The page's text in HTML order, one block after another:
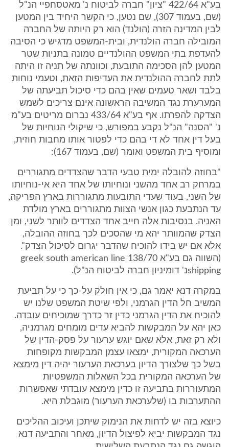
בע"א 422/64 "ציון" חברה לביטוח נ' מאטסחפיי הנ"ל
(שם, בעמוד 307), שם נטען, כי הקשר היחיד בין המטען
לבין המדינה הזרה (הולנד) הוא רק היותה של החברה
המובילה חברה הולנדית, ובית-המשפט מדגיש כי הסיבה
להעדפת בתי המשפט ההולנדיים טמונה בתניות שטר
המטען להן הסכימה התובעת, וכוונתה של תניה זו היתה
לתת לחברה ההולנדית את העדיפות הזאת, וטעמי נוחות
בלבד ושאר טעמים שאין בהם כדי סיכול תביעתה של
המערערת נגד המשיבה הראשונה אינם צריכים לשמש
הצדקה להפרתו. אף בע"א 433/64 נברום מריטים בע"מ
נ' "הסנה" הנ"ל נקבע במפורש, כי שיקולי הנוחיות של
בעל דין אחד לא די בהם כדי לפטור אותו מחבות חוזית,
ומוסיף בית המשפט ואומר (שם, בעמוד 167):
"בחוזה להובלה ימית טבעי הדבר שהצדדים מתגוררים
במרחק רב אחד מהשני ונוחיותו של אחד היא אי-נוחיותו
של השני, בעוד שעדי התובעות מתגוררות בארץ הפריקה,
עד הנתבעת כגון אנשי הצוות מתגוררים בארץ מולדת
האניה. בנסיבות אלה חייב אחד הצדדים לוותר לשני, ומן
הצדק שהמוותר יהא מי שהסכים לכך בחוזה ההובלה,
אלא אם יש בידו להוכיח שהדבר יגרום לסיכול הצדק".
(השווה גם בע"א 138/70 greek south american line
shippingנ' דומיניון חברה לביטוח הנ"ל).
במקרה דנא יאמר גם, כי אין חולק על-כך כי על תביעת
המשיב חל הדין הגרמני, ולפי שיטת המשפט שלנו יש
להוכיח את הדין הגרמני כדין זר כדרך שמוכיחים עובדה.
כאן יהא על המבקשות להביא עדים מומחים מגרמניה,
ולא רק זאת, אלא שאם יוגש ערעור על פסק-הדין של
הערכאה המקורית, ימצאו עצמן המבקשות מקופחות
בשל כך שלצורך הדיון בערכאת הערעור יהיה דין מימצא
של הערכאה המקורית בכל השאלות המשפטיות
המתעוררות בתביעה זו כדין מימצא עובדתי שאפשרות
ההתערבות בו (שלערכאת הערעור) מוגבלת היא.
כיוצא בזה יש לדחות את הנימוק שיתכן ועיכוב ההליכים
נגד המבקשות יביא לפיצול הדיון, מאחר והתביעה דנא